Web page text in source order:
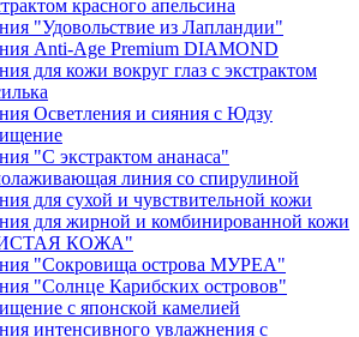
красного апельсина
"Удовольствие из Лапландии"
Anti-Age Premium DIAMOND
для кожи вокруг глаз с экстрактом
Осветления и сияния с Юдзу
"С экстрактом ананаса"
линия со спирулиной
для сухой и чувствительной кожи
для жирной и комбинированной кожи
КОЖА"
"Сокровища острова МУРЕА"
"Солнце Карибских островов"
с японской камелией
интенсивного увлажнения с